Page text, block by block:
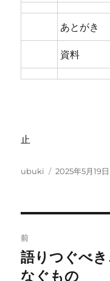
あとがき
資料
止
投
ubuki
投
2025年5月19日
稿
前
前
の
語りつぐべ
なぐもの